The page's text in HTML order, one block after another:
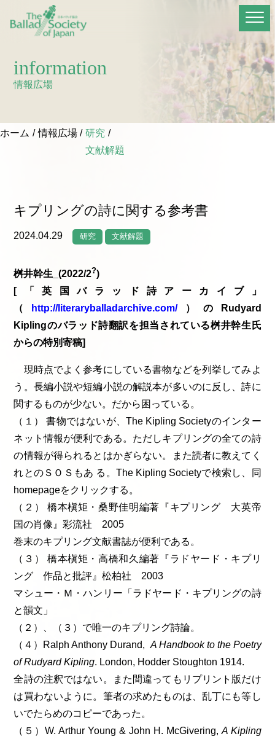
information
情報広場
ホーム 情報広場
研究
文献解題
キプリングの詩に関する参考書
2024.04.29 研究 文献解題
桝井幹生_(2022/2?)
[「英国バラッド詩アーカイブ」
（
http://literaryballadarchive.com/）のRudyard
Kiplingのバラッド詩翻訳を担当されている桝井幹生氏
からの特別寄稿]
現時点でよく参考にしている書物などを列挙してみよ
う。長編小説や短編小説の解説本が多いのに反し、詩に
関するものが少ない。だから困っている。
（１） 書物ではないが、The Kipling Societyのインター
ネット情報が便利である。ただしキプリングの全ての詩
の情報が得られるとはかぎらない。また読者に教えてく
れとのＳＯＳもあ る。The Kipling Societyで検索し、同
homepageをクリックする。
（２） 橋本槇矩・桑野佳明編著『キプリング 大英帝
国の肖像』彩流社 2005
巻末のキプリング文献書誌が便利である。
（３） 橋本槇矩・高橋和久編著『ラドヤード・キプリ
ング 作品と批評』松柏社 2003
マシュー・Ｍ・ハンリー「ラドヤード・キプリングの詩
と韻文」
（２）、（３）で唯一のキプリング詩論。
（４）Ralph Anthony Durand, A Handbook to the Poetry
of Rudyard Kipling. London, Hodder Stoughton 1914.
全詩の注釈ではない。また間違ってもリプリント版だけ
は買わないように。筆者の求めたものは、乱丁にも等し
いでたらめのコピーであった。
（５）W. Arthur Young & John H. McGivering, A Kipling